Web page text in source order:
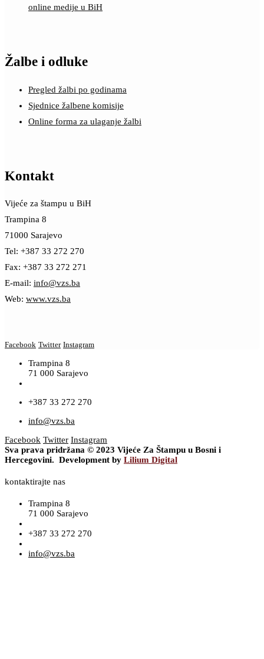
online medije u BiH
Žalbe i odluke
Pregled žalbi po godinama
Sjednice žalbene komisije
Online forma za ulaganje žalbi
Kontakt
Vijeće za štampu u BiH
Trampina 8
71000 Sarajevo
Tel: +387 33 272 270
Fax: +387 33 272 271
E-mail: info@vzs.ba
Web: www.vzs.ba
Facebook Twitter Instagram
Trampina 8
71 000 Sarajevo
+387 33 272 270
info@vzs.ba
Facebook Twitter Instagram
Sva prava pridržana © 2023 Vijeće Za Štampu u Bosni i
Hercegovini. Development by Lilium Digital
kontaktirajte nas
Trampina 8
71 000 Sarajevo
+387 33 272 270
info@vzs.ba